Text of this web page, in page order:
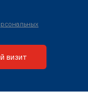
визит